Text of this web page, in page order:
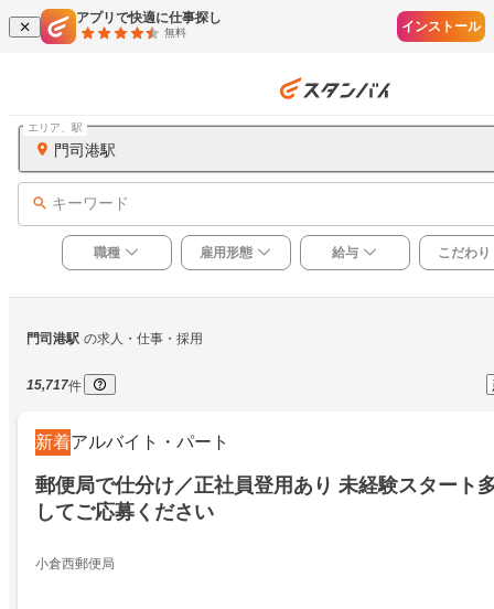
アプリで快適に仕事探し
無料 インストール
門司港駅
エリア、駅
キーワード
職種 雇用形態 給与 こだわり
門司港駅 の求人・仕事・採用
15,717件
新着アルバイト・パート
郵便局で仕分け／正社員登用あり 未経験スタート
してご応募ください
小倉西郵便局